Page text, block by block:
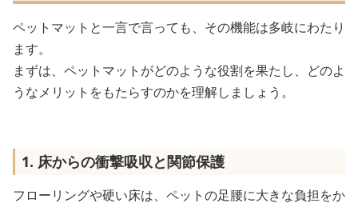
ペットマットと一言で言っても、その機能は多岐にわたり
ます。
まずは、ペットマットがどのような役割を果たし、どのよ
うなメリットをもたらすのかを理解しましょう。
1. 床からの衝撃吸収と関節保護
フローリングや硬い床は、ペットの足腰に大きな負担をか